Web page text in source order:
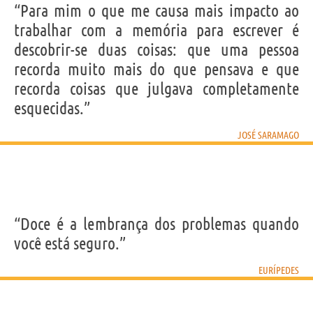
“Para mim o que me causa mais impacto ao
trabalhar com a memória para escrever é
descobrir-se duas coisas: que uma pessoa
recorda muito mais do que pensava e que
recorda coisas que julgava completamente
esquecidas.”
JOSÉ SARAMAGO
“Doce é a lembrança dos problemas quando
você está seguro.”
EURÍPEDES